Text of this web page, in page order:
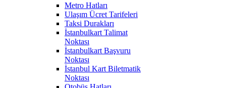
Metro Hatları
Ulaşım Ücret Tarifeleri
Taksi Durakları
İstanbulkart Talimat
Noktası
İstanbulkart Başvuru
Noktası
İstanbul Kart Biletmatik
Noktası